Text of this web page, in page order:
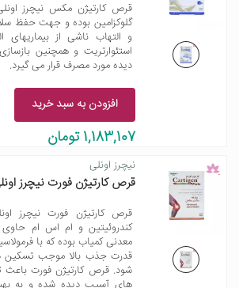
گلوکزامین بوده و جهت حفظ
و التهاب ناشی از بیماریهای
استئوارتریت و همچنین
دیده مورد مصرف قرار می گیرد.
افزودن به سبد خرید
1,183,107 تومان
نیچرز اونلی
قرص کارتیژن فورت نیچرز اونلی 30
قرص کارتیژن فورت نیچرز
کندروئیتین و ام اس ام حاوی
معدنی کمیاب بوده که با
قدرت جذب بالا موجب تسکین
شود. قرص کارتیژن فورت باعث
های آسیب دیده شده و به